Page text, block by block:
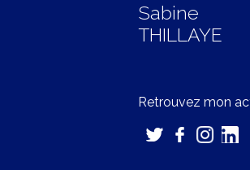
Sabine
THILLAYE
Retrouvez mon